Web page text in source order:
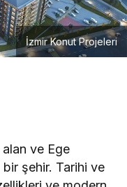
İzmir Konut Projeleri
alan ve Ege
bir şehir. Tarihi ve